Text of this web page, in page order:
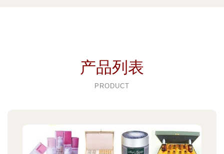
产品列表
PRODUCT